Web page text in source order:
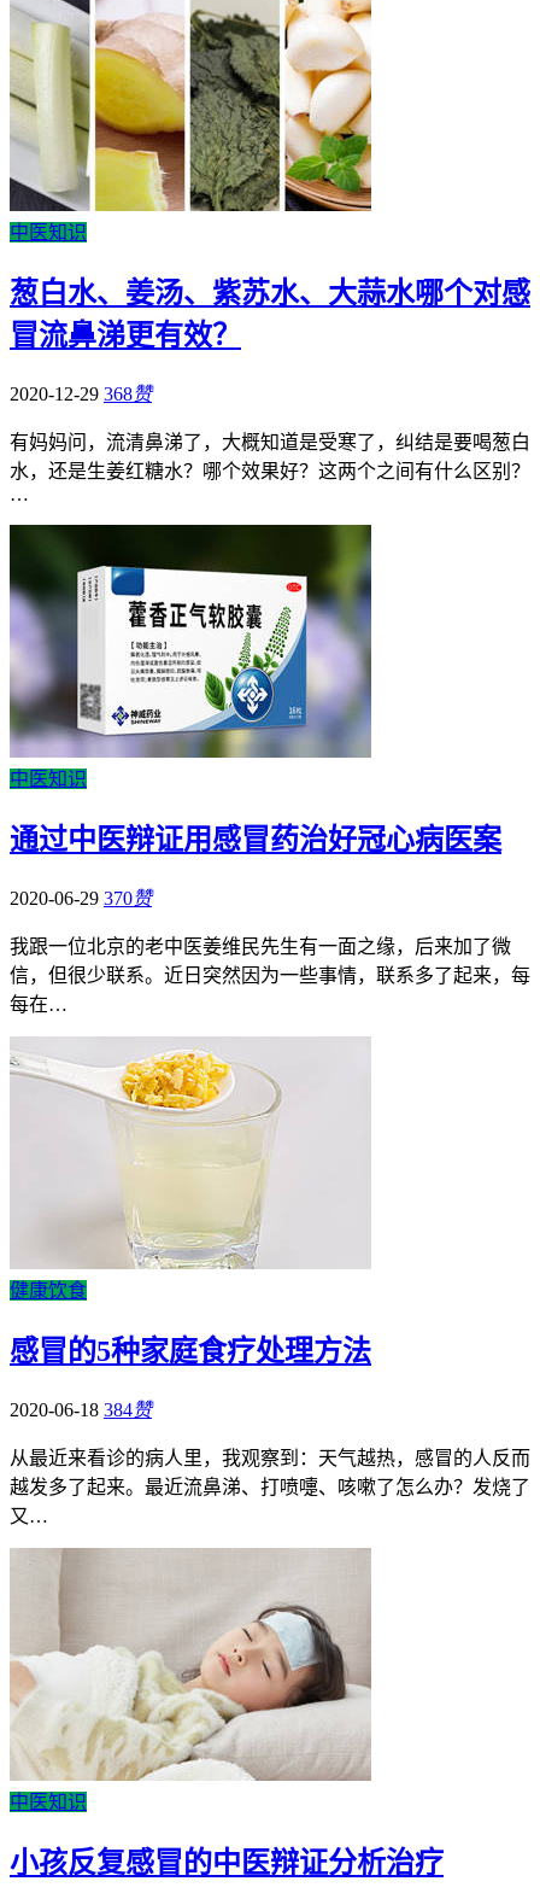
中医知识
葱白水、姜汤、紫苏水、大蒜水哪个对感
冒流鼻涕更有效？
2020-12-29 368赞
有妈妈问，流清鼻涕了，大概知道是受寒了，纠结是要喝葱白
水，还是生姜红糖水？哪个效果好？这两个之间有什么区别？
…
中医知识
通过中医辩证用感冒药治好冠心病医案
2020-06-29 370赞
我跟一位北京的老中医姜维民先生有一面之缘，后来加了微
信，但很少联系。近日突然因为一些事情，联系多了起来，每
每在…
健康饮食
感冒的5种家庭食疗处理方法
2020-06-18 384赞
从最近来看诊的病人里，我观察到：天气越热，感冒的人反而
越发多了起来。最近流鼻涕、打喷嚏、咳嗽了怎么办？发烧了
又…
中医知识
小孩反复感冒的中医辩证分析治疗